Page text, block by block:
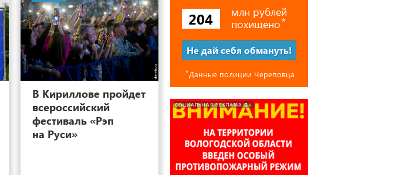
В Кириллове пройдет
всероссийский
фестиваль «Рэп
на Руси»
204
млн рублей
похищено⃰
Не дай себя обмануть!
⃰Данные полиции Череповца
СОЦИАЛЬНАЯ РЕКЛАМА 6+